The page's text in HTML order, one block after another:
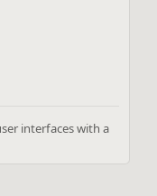
interfaces with a